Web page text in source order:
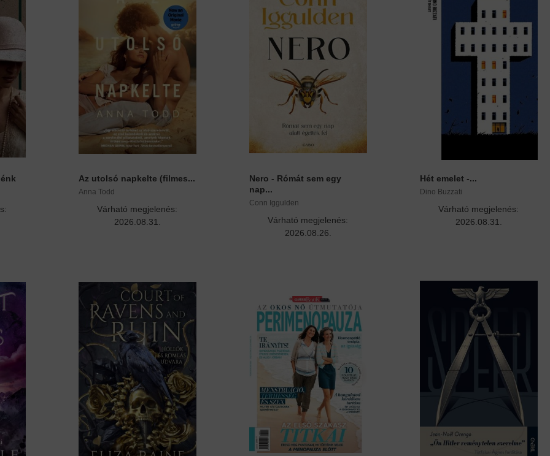
Az utolsó napkelte (filmes...
Anna Todd
Várható megjelenés:
2026.08.31.
Nero - Rómát sem egy
nap...
Conn Iggulden
Várható megjelenés:
2026.08.26.
Hét emelet -...
Dino Buzzati
Várható megjelenés:
2026.08.31.